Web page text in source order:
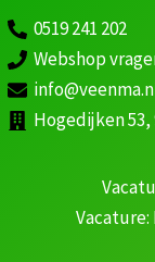
0519 241 202
Webshop
Hogedijken 53,